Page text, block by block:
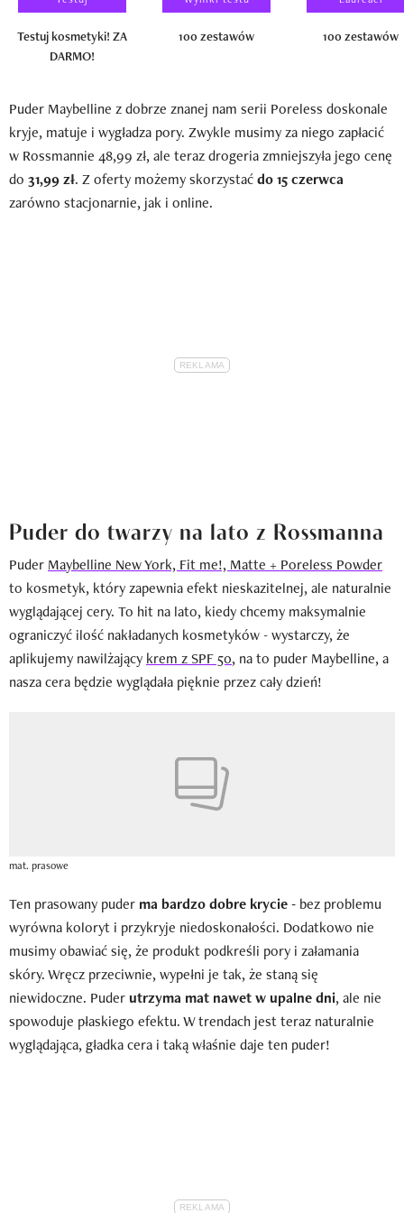
Testuj kosmetyki! ZA
DARMO!
100 zestawów 100 zestawów
Puder Maybelline z dobrze znanej nam serii Poreless doskonale
kryje, matuje i wygładza pory. Zwykle musimy za niego zapłacić
w Rossmannie 48,99 zł, ale teraz drogeria zmniejszyła jego cenę
do 31,99 zł. Z oferty możemy skorzystaćdo 15 czerwca
zarówno stacjonarnie, jak i online.
Puder do twarzy na lato z Rossmanna
Puder Maybelline New York, Fit me!, Matte + Poreless Powder
to kosmetyk, który zapewnia efekt nieskazitelnej, ale naturalnie
wyglądającej cery. To hit na lato, kiedy chcemy maksymalnie
ograniczyć ilość nakładanych kosmetyków - wystarczy, że
aplikujemy nawilżający krem z SPF 50, na to puder Maybelline, a
nasza cera będzie wyglądała pięknie przez cały dzień!
mat. prasowe
Ten prasowany puder ma bardzo dobre krycie - bez problemu
wyrówna koloryt i przykryje niedoskonałości. Dodatkowo nie
musimy obawiać się, że produkt podkreśli pory i załamania
skóry. Wręcz przeciwnie, wypełni je tak, że staną się
niewidoczne. Puder utrzyma mat nawet w upalne dni, ale nie
spowoduje płaskiego efektu. W trendach jest teraz naturalnie
wyglądająca, gładka cera i taką właśnie daje ten puder!